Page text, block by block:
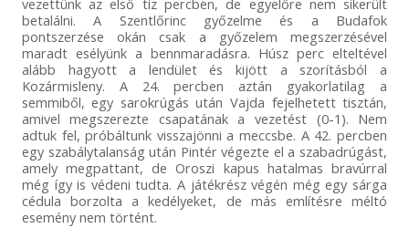
vezettünk az első tíz percben, de egyelőre nem sikerült
betalálni. A Szentlőrinc győzelme és a Budafok
pontszerzése okán csak a győzelem megszerzésével
maradt esélyünk a bennmaradásra. Húsz perc elteltével
alább hagyott a lendület és kijött a szorításból a
Kozármisleny. A 24. percben aztán gyakorlatilag a
semmiből, egy sarokrúgás után Vajda fejelhetett tisztán,
amivel megszerezte csapatának a vezetést (0-1). Nem
adtuk fel, próbáltunk visszajönni a meccsbe. A 42. percben
egy szabálytalanság után Pintér végezte el a szabadrúgást,
amely megpattant, de Oroszi kapus hatalmas bravúrral
még így is védeni tudta. A játékrész végén még egy sárga
cédula borzolta a kedélyeket, de más említésre méltó
esemény nem történt.